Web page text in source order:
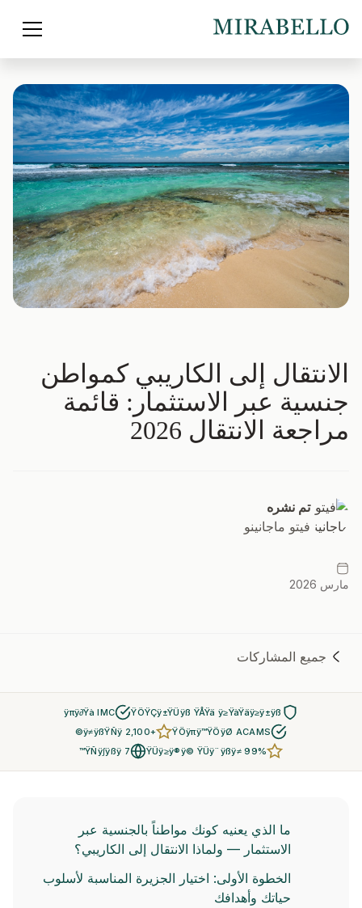
الانتقال إلى الكاريبي كمواطن
جنسية عبر الاستثمار: قائمة
مراجعة الانتقال 2026
تم نشره
فيتو ماجانينو
مارس 2026
جميع المشاركات
ŸÖŸÇÿ±ŸÜÿß ŸÅŸä ÿ≥ŸàŸäÿ≥ÿ±ÿß
ÿπÿ∂Ÿà IMC
ŸÖÿπÿ™ŸÖÿØ ACAMS
+2,100 ÿ≠ÿßŸÑÿ©
ŸÜÿ≥ÿ®ÿ© ŸÜÿ¨ÿßÿ≠ 99%
7 ŸÑÿ∫ÿßÿ™
ما الذي يعنيه كونك مواطناً بالجنسية عبر
الاستثمار — ولماذا الانتقال إلى الكاريبي؟
الخطوة الأولى: اختيار الجزيرة المناسبة لأسلوب
حياتك وأهدافك